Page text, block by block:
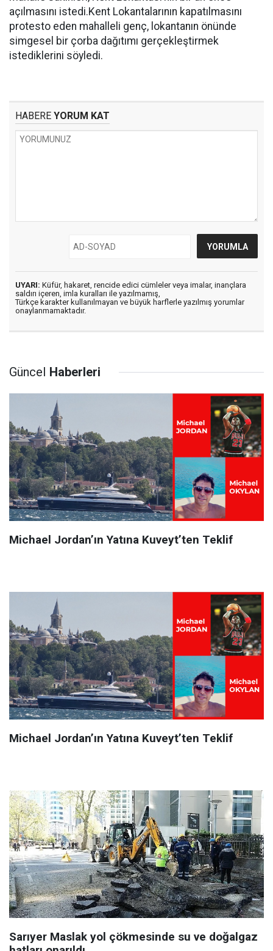
açılmasını istedi.Kent Lokantalarının kapatılmasını
protesto eden mahalleli genç, lokantanın önünde
simgesel bir çorba dağıtımı gerçekleştirmek
istediklerini söyledi.
HABERE YORUM KAT
UYARI: Küfür, hakaret, rencide edici cümleler veya imalar, inançlara
saldırı içeren, imla kuralları ile yazılmamış,
Türkçe karakter kullanılmayan ve büyük harflerle yazılmış yorumlar
onaylanmamaktadır.
Güncel Haberleri
Michael Jordan’ın Yatına Kuveyt’ten Teklif
Michael Jordan’ın Yatına Kuveyt’ten Teklif
Sarıyer Maslak yol çökmesinde su ve doğalgaz